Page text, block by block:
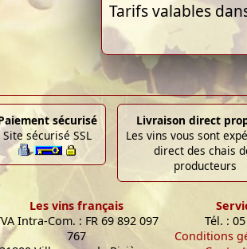
Tarifs valables
sécurisé
Site sécurisé SSL
Livraison direct
Les vins vous sont
direct des chais
producteurs
Les vins français
Intra-Com. : FR 69 892 097
767
Tél. :
Conditions